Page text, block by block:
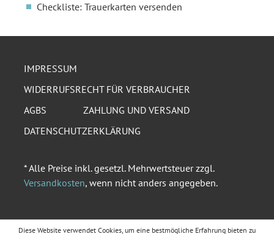
Checkliste: Trauerkarten versenden
IMPRESSUM
WIDERRUFSRECHT FÜR VERBRAUCHER
AGBS
ZAHLUNG UND VERSAND
DATENSCHUTZERKLÄRUNG
* Alle Preise inkl. gesetzl. Mehrwertsteuer zzgl.
Versandkosten, wenn nicht anders angegeben.
Diese Website verwendet Cookies, um eine bestmögliche Erfahrung bieten zu